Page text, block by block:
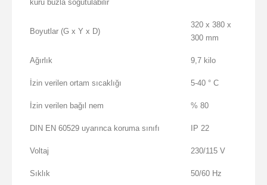
kuru buzla soğutulabilir
Boyutlar (G x Y x D)
320 x 380 x
300 mm
Ağırlık 9,7 kilo
İzin verilen ortam sıcaklığı 5-40 ° C
İzin verilen bağıl nem % 80
DIN EN 60529 uyarınca koruma sınıfı IP 22
Voltaj 230/115 V
Sıklık 50/60 Hz